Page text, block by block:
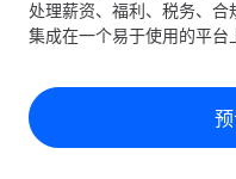
全球薪资管理
轻松运行合规薪资
零实体成本实现全球扩
覆盖全球
美国各州浏览器
资源
工具与计算器
误分类风险计算工具
定价
处理薪资、福利、税务、
集成在一个易于使用的平台